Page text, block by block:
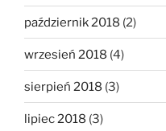
październik 2018 (2)
wrzesień 2018 (4)
sierpień 2018 (3)
lipiec 2018 (3)